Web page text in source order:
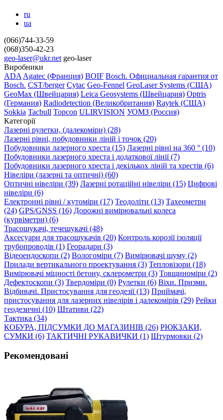
ru
ua
(066)744-33-59
(068)350-42-23
geo-laser@ukr.net geo-laser
Виробники
ADA Agatec (Франция) BOIF Bosch. Официальная гарантия от
Вosch. CST/berger Cytac Geo-Fennel GeoLaser Systems (CША)
GeoMax (Швейцария) Leica Geosystems (Швейцария) Optris
(Германия) Radiodetection (Великобритания) Raytek (США)
Sokkia Tacbull Topcon ULIRVISION УОМЗ (Россия)
Категорії
Лазерні рулетки, (далекоміри) (28)
Лазерні рівні, побудовники ліній і точок (20)
Побудовники лазерного хреста (15) Лазерні рівні на 360 ° (10)
Побудовники лазерного хреста і додаткової лінії (7)
Побудовники лазерного хреста і декількох ліній та хрестів (6)
Нівеліри (лазерні та оптичні) (60)
Оптичні нівеліри (39) Лазерні ротаційні нівеліри (15) Цифрові
нівеліри (6)
Електронні рівні / кутоміри (17) Теодоліти (13) Тахеометри
(24) GPS/GNSS (16) Дорожні вимірювальні колеса
(курвіметри) (6)
Трасошукачі, течешукачі (48)
Аксесуари для трасошукачів (20) Контроль корозії ізоляції
трубопроводів (1) Георадари (3)
Відеоендоскопи (2) Вологоміри (7) Вимірювачі шуму (2)
Прилади вертикального проектування (3) Тепловізори (18)
Вимірювачі міцності бетону, склерометри (3) Товщиноміри (2)
Дефектоскопи (3) Твердоміри (0) Рулетки (6) Віхи. Призми.
Відбивачі. Пристосування для геодезії (13) Приймачі,
пристосування для лазерних нівелірів і далекомірів (29) Рейки
геодезичні (10) Штативи (22)
Тактика (34)
КОБУРА, ПІДСУМКИ ДО МАГАЗИНІВ (26) РЮКЗАКИ,
СУМКИ (6) ТАКТИЧНІ РУКАВИЧКИ (1) Штурмовки (2)
Рекомендовані